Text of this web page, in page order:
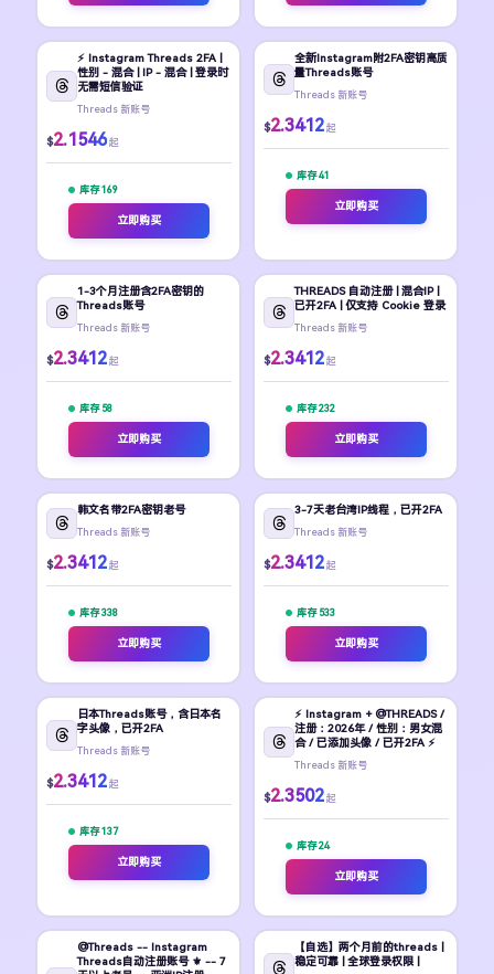
⚡️ Instagram Threads 2FA |
性别 - 混合 | IP - 混合 | 登录时
无需短信验证
Threads 新账号
$2.1546 起
库存 169
立即购买
全新Instagram附2FA密钥高质
量Threads账号
Threads 新账号
$2.3412 起
库存 41
立即购买
1-3个月注册含2FA密钥的
Threads账号
Threads 新账号
$2.3412 起
库存 58
立即购买
THREADS 自动注册 | 混合IP |
已开2FA | 仅支持 Cookie 登录
Threads 新账号
$2.3412 起
库存 232
立即购买
韩文名带2FA密钥老号
Threads 新账号
$2.3412 起
库存 338
立即购买
3-7天老台湾IP线程，已开2FA
Threads 新账号
$2.3412 起
库存 533
立即购买
日本Threads账号，含日本名
字头像，已开2FA
Threads 新账号
$2.3412 起
库存 137
立即购买
⚡ Instagram + @THREADS /
注册：2026年 / 性别：男女混
合 / 已添加头像 / 已开2FA ⚡
Threads 新账号
$2.3502 起
库存 24
立即购买
@Threads -- Instagram
Threads自动注册账号 ⚜️ -- 7
【自选】两个月前的threads |
稳定可靠 | 全球登录权限 |